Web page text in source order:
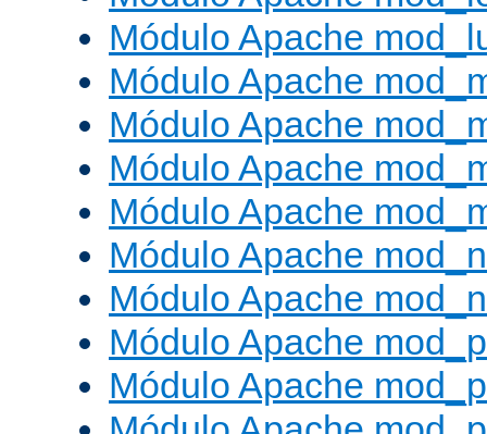
Módulo Apache
Módulo Apache
Módulo Apache
Módulo Apache
Módulo Apache
Módulo Apache
Módulo Apache
Módulo Apache
Módulo Apache